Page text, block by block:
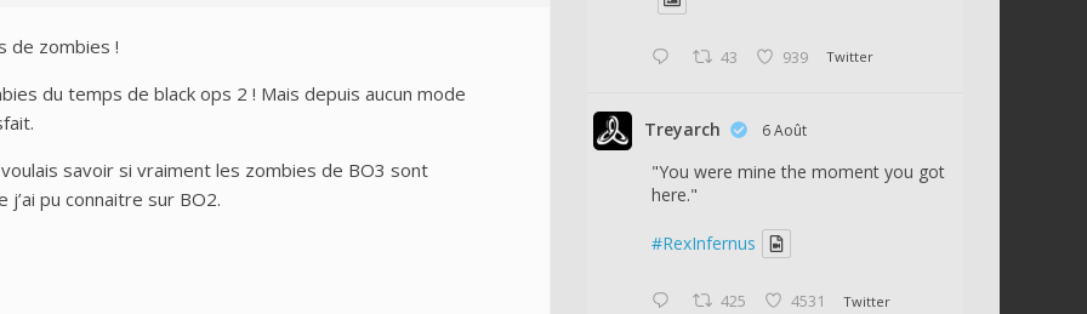
de zombies !
du temps de black ops 2 ! Mais depuis aucun mode
savoir si vraiment les zombies de BO3 sont
pu connaitre sur BO2.
43 939 Twitter
Treyarch 6 Août
"You were mine the moment you got
here."
#RexInfernus
425 4531 Twitter